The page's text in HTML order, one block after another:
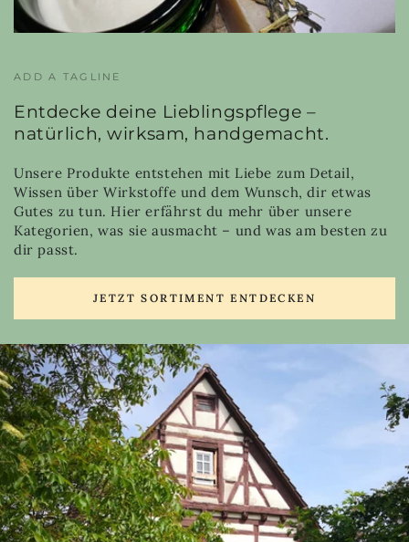
ADD A TAGLINE
Entdecke deine Lieblingspflege –
natürlich, wirksam, handgemacht.
Unsere Produkte entstehen mit Liebe zum Detail,
Wissen über Wirkstoffe und dem Wunsch, dir etwas
Gutes zu tun. Hier erfährst du mehr über unsere
Kategorien, was sie ausmacht – und was am besten zu
dir passt.
JETZT SORTIMENT ENTDECKEN